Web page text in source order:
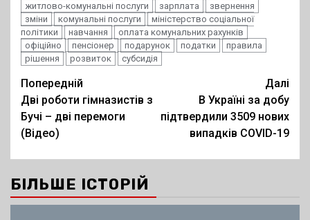
житлово-комунальні послуги
зарплата
звернення
зміни
комунальні послуги
міністерство соціальної
політики
навчання
оплата комунальних рахунків
офіційно
пенсіонер подарунок податки
правила
рішення
розвиток субсидія
Post
navigation
Попередній
Дві роботи гімназистів з
Бучі – дві перемоги
(Відео)
Далі
В Україні за добу
підтвердили 3509 нових
випадків COVID-19
БІЛЬШЕ ІСТОРІЙ